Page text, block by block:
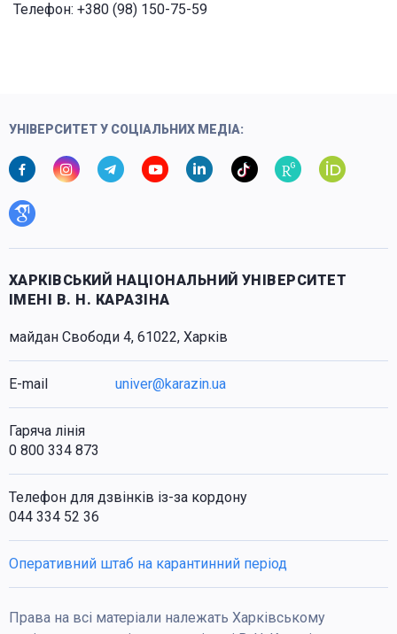
Телефон: +380 (98) 150-75-59
УНІВЕРСИТЕТ У СОЦІАЛЬНИХ МЕДІА:
ХАРКІВСЬКИЙ НАЦІОНАЛЬНИЙ УНІВЕРСИТЕТ
ІМЕНІ В. Н. КАРАЗІНА
майдан Свободи 4, 61022, Харків
E-mail univer@karazin.ua
Гаряча лінія
0 800 334 873
Телефон для дзвінків із-за кордону
044 334 52 36
Оперативний штаб на карантинний період
Права на всі матеріали належать Харківському